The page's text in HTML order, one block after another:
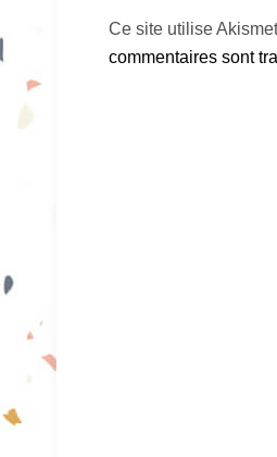
Ce site utilise
commentaires sont